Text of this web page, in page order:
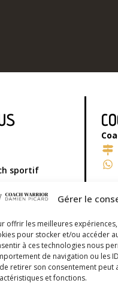
Gérer le
offrir les meilleures
pour stocker et/ou accéder
à ces technologies nous
de navigation ou les
retirer son consentement peut
et fonctions.
sportif
parPandora